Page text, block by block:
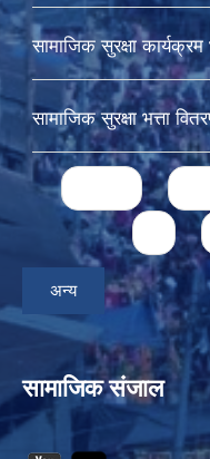
सामाजिक सुरक्षा कार्यक्रम
सामाजिक सुरक्षा भत्ता
Pages
अन्य
सामाजिक संजाल